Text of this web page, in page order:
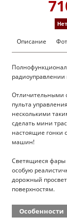
Описание
радиоуправлении
Отличительными
пульта
несколькими
сделать мини
настоящие гонки
машин!
Светящиеся фары
особую
дорожный
поверхностям.
Особенности